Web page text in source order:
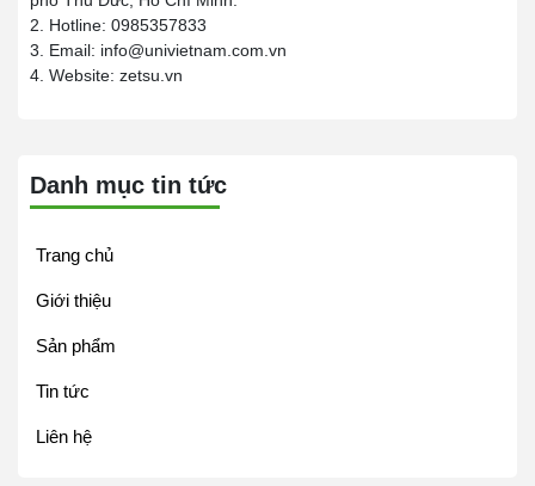
2. Hotline: 0985357833
3. Email: info@univietnam.com.vn
4. Website: zetsu.vn
Danh mục tin tức
Trang chủ
Giới thiệu
Sản phẩm
Tin tức
Liên hệ